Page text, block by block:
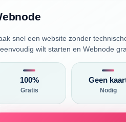
snel een website zonder
wilt starten en Webnode
100%
Gratis
Geen
Nodig